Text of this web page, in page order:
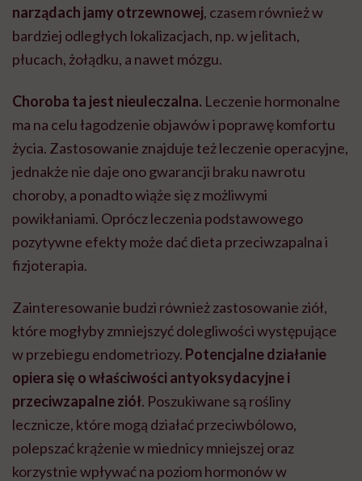
narządach jamy otrzewnowej, czasem również w
bardziej odległych lokalizacjach, np. w jelitach,
płucach, żołądku, a nawet mózgu.
Choroba ta jest nieuleczalna. Leczenie hormonalne
ma na celu łagodzenie objawów i poprawę komfortu
życia. Zastosowanie znajduje też leczenie operacyjne,
jednakże nie daje ono gwarancji braku nawrotu
choroby, a ponadto wiąże się z możliwymi
powikłaniami. Oprócz leczenia podstawowego
pozytywne efekty może dać dieta przeciwzapalna i
fizjoterapia.
Zainteresowanie budzi również zastosowanie ziół,
które mogłyby zmniejszyć dolegliwości występujące
w przebiegu endometriozy. Potencjalne działanie
opiera się o właściwości antyoksydacyjne i
przeciwzapalne ziół. Poszukiwane są rośliny
lecznicze, które mogą działać przeciwbólowo,
polepszać krążenie w miednicy mniejszej oraz
korzystnie wpływać na poziom hormonów w